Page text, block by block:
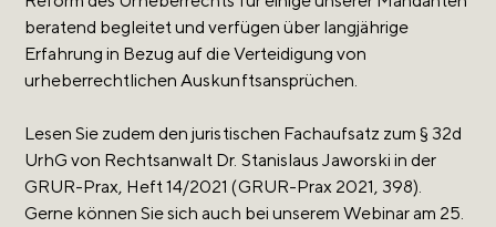
beratend begleitet und verfügen über langjährige
Erfahrung in Bezug auf die Verteidigung von
urheberrechtlichen Auskunftsansprüchen.
Lesen Sie zudem den juristischen Fachaufsatz zum § 32d
UrhG von Rechtsanwalt Dr. Stanislaus Jaworski in der
GRUR-Prax, Heft 14/2021 (GRUR-Prax 2021, 398).
Gerne können Sie sich auch bei unserem Webinar am 25.